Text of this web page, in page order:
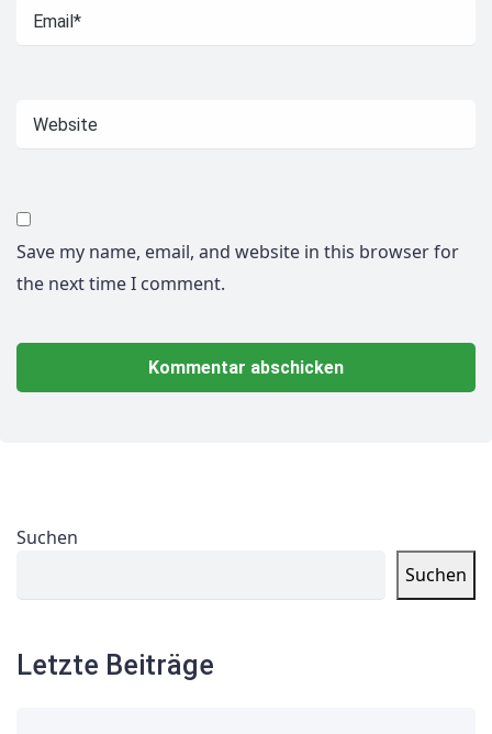
Save my name, email, and website in this browser for
the next time I comment.
Suchen
Suchen
Letzte Beiträge